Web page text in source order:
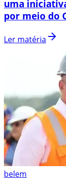
uma
por meio do
Ler matéria
belem